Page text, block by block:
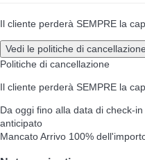
Il cliente perderà SEMPRE la
Vedi le politiche di cancellazione
Politiche di cancellazione
Il cliente perderà SEMPRE la
Da oggi fino alla data di check-in
anticipato
Mancato Arrivo 100%